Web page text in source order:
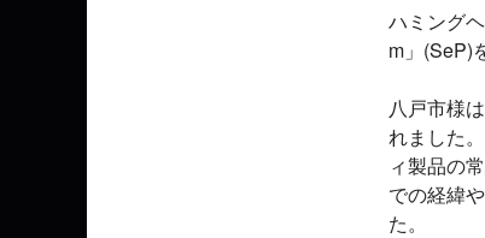
ハミング
m」(SeP)
八戸市様
れました
ィ製品の
での経緯
た。